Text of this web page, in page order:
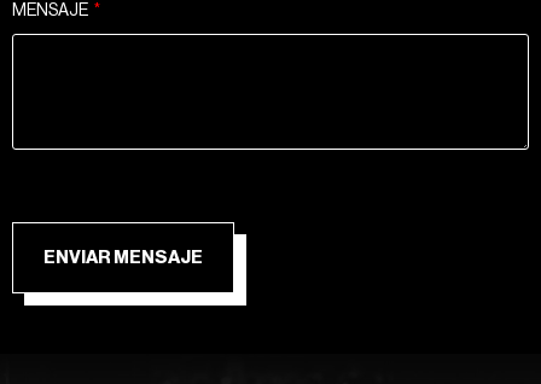
MENSAJE
ENVIAR MENSAJE